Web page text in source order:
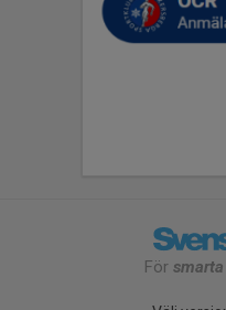
För smarta